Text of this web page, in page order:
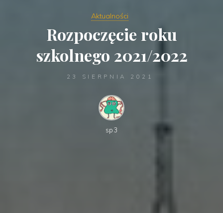
Aktualności
Rozpoczęcie roku
szkolnego 2021/2022
23 SIERPNIA 2021
sp3